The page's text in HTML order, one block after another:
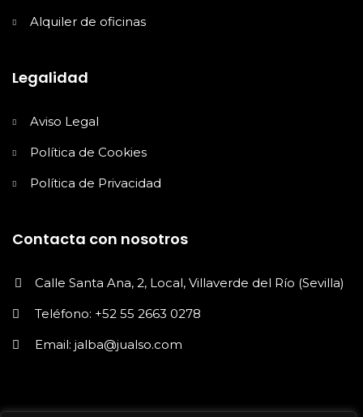
Alquiler de oficinas
Legalidad
Aviso Legal
Política de Cookies
Política de Privacidad
Contacta con nosotros
Calle Santa Ana, 2, Local, Villaverde del Río (Sevilla)
Teléfono: +52 55 2663 0278
Email: jalba@jualso.com